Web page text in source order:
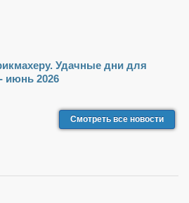
Удачные дни для
июнь 2026
Смотреть все новости